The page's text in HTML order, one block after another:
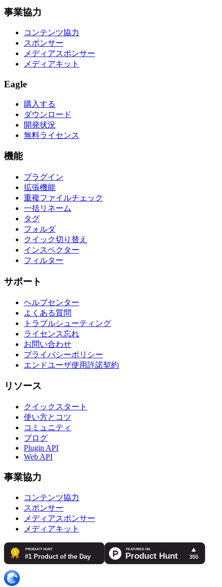
事業協力
コンテンツ協力
スポンサー
メディアスポンサー
メディアキット
Eagle
購入する
ダウンロード
開発状況
無料ライセンス
機能
プラグイン
拡張機能
重複ファイルチェック
一括リネーム
タグ
フォルダ
クイック切り替え
インスペクター
フィルター
サポート
ヘルプセンター
よくある質問
トラブルシューティング
ライセンス忘れ
お問い合わせ
プライバシーポリシー
エンドユーザ使用許諾契約
リソース
クイックスタート
使い方とコツ
コミュニティ
ブログ
Plugin API
Web API
事業協力
コンテンツ協力
スポンサー
メディアスポンサー
メディアキット